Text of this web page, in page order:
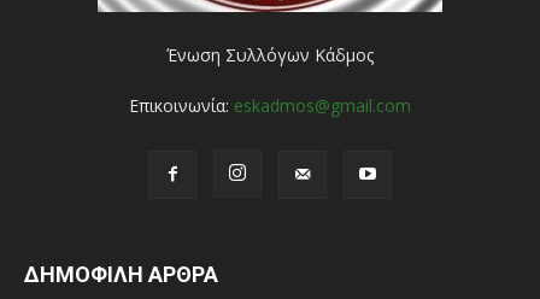
Ένωση Συλλόγων Κάδμος
Επικοινωνία: eskadmos@gmail.com
ΔΗΜΟΦΙΛΗ ΑΡΘΡΑ